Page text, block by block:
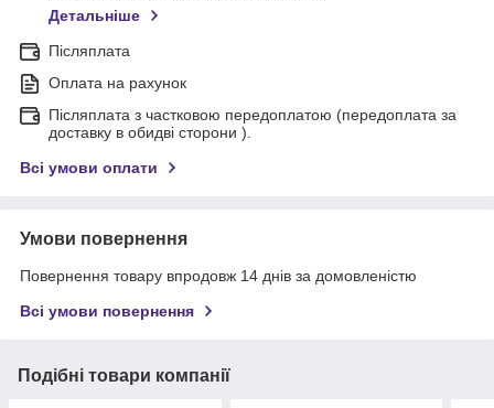
Детальніше
Післяплата
Оплата на рахунок
Післяплата з частковою передоплатою (передоплата за
доставку в обидві сторони ).
Всі умови оплати
Умови повернення
Повернення товару впродовж 14 днів за домовленістю
Всі умови повернення
Подібні товари компанії